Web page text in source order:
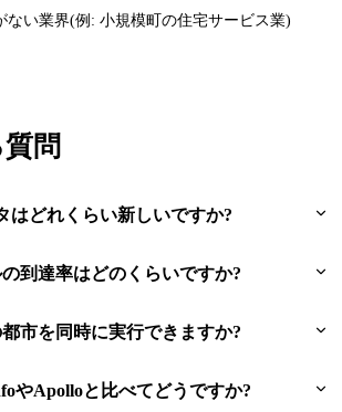
ない業界(例: 小規模町の住宅サービス業)
問
はどれくらい新しいですか?
の到達率はどのくらいですか?
市を同時に実行できますか?
やApolloと比べてどうですか?